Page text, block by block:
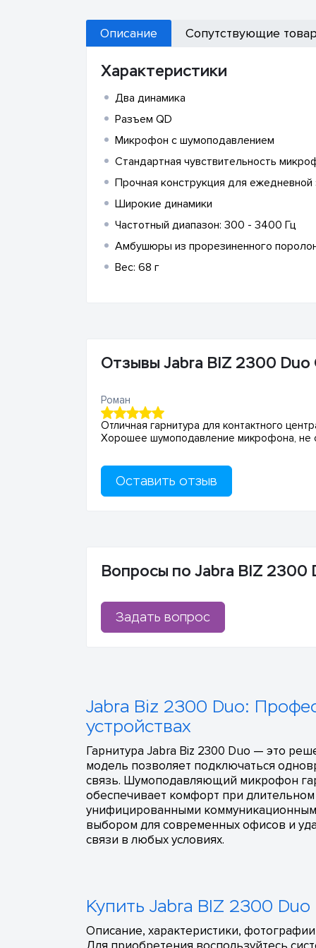
Описание Сопутствующие
Характеристики
Два динамика
Разъем QD
Микрофон с шумоподавлением
Стандартная чувствительность
Прочная конструкция для
Широкие динамики
Частотный диапазон: 300 - 3400 Гц
Амбушюры из прорезиненного
Вес: 68 г
Отзывы Jabra BIZ 2300 Duo
Роман
Отличная гарнитура для контактного
Хорошее шумоподавление микрофона, не
Оставить отзыв
Вопросы по Jabra BIZ 2300
Задать вопрос
Jabra Biz 2300 Duo:
устройствах
Гарнитура Jabra Biz 2300 Duo — это
модель позволяет подключаться
связь. Шумоподавляющий микрофон
обеспечивает комфорт при
унифицированными
выбором для современных офисов и
связи в любых условиях.
Купить Jabra BIZ 2300
Описание, характеристики,